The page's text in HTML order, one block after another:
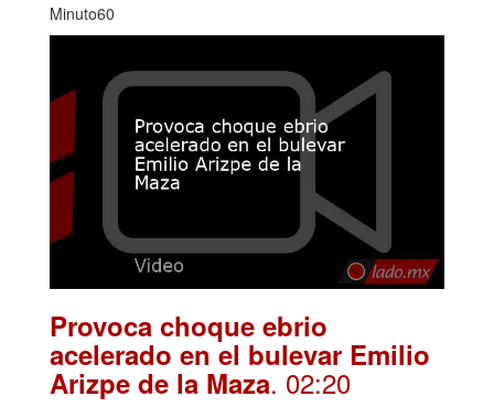
Minuto60
Provoca choque ebrio
acelerado en el bulevar Emilio
Arizpe de la Maza. 02:20